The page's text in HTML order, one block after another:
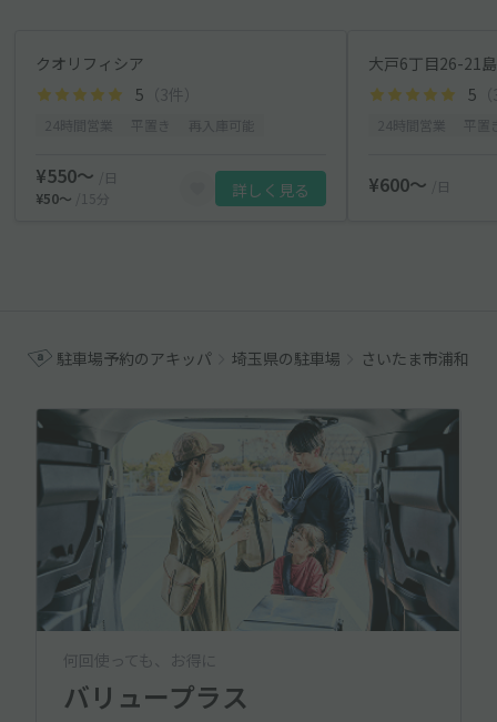
クオリフィシア
5 （3件）
¥550〜
/日
¥50〜
/15分 詳しく見る
大戸6丁目26-21
5
¥600〜 /日
駐車場予約のアキッパ 埼玉県の駐車場 さいたま市浦和区
何回使っても、お得に
バリュープラス